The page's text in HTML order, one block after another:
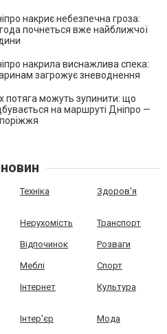
накриє небезпечна гроза:
почнеться вже найближчої
накрила виснажлива спека:
загрожує зневоднення
потяга можуть зупинити: що
на маршруті Дніпро —
Техніка Здоров'я
Нерухомість Транспорт
Відпочинок Розваги
Меблі Спорт
Інтернет Культура
Інтер'єр Мода